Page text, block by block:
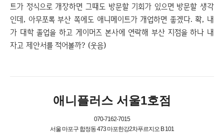
트가 정식으로 개장하면 그때도 방문할 기회가 있으면 방문할 생각
인데, 아무쪼록 부산 쪽에도 애니메이트가 개업하면 좋겠다. 확, 내
가 대학 졸업을 하고 게이머즈 본사에 연락해 부산 지점을 하나 내
자고 제안서를 적어볼까? (웃음)